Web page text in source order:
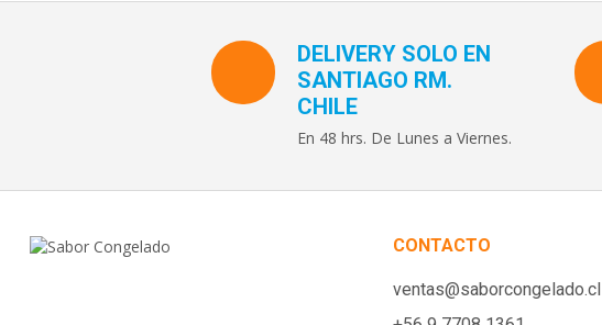
DELIVERY SOLO EN
SANTIAGO RM.
CHILE
En 48 hrs. De Lunes a Viernes.
CONTACTO
ventas@saborcongelado.cl